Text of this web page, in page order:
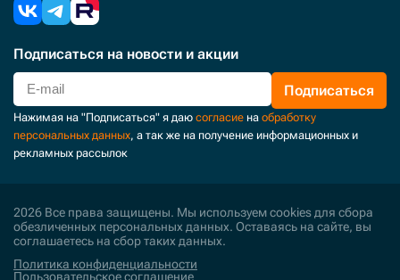
Подписаться на новости и акции
Подписаться
Нажимая на "Подписаться" я даю согласие на обработку
персональных данных, а так же на получение информационных и
рекламных рассылок
2026 Все права защищены. Мы используем cookies для сбора
обезличенных персональных данных. Оставаясь на сайте, вы
соглашаетесь на сбор таких данных.
Политика конфиденциальности
Пользовательское соглашение